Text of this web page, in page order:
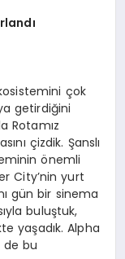
çok
getirdiğini
Rotamız
çizdik. Şanslı
önemli
City’nin yurt
gün bir sinema
buluştuk,
yaşadık. Alpha
de bu